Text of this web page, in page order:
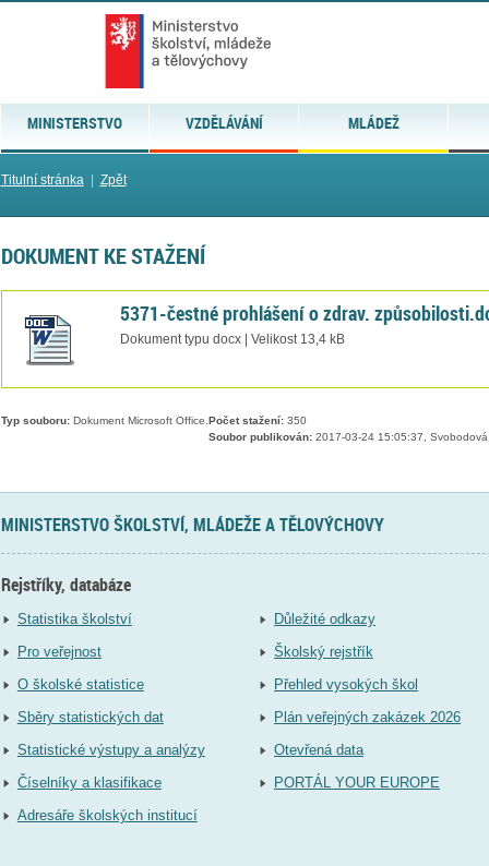
MINISTERSTVO VZDĚLÁVÁNÍ MLÁDEŽ
Titulní stránka| Zpět
DOKUMENT KE STAŽENÍ
5371-čestné prohlášení o zdrav.
Dokument typu docx | Velikost 13,4 kB
Typ souboru:Dokument Microsoft Office. Počet stažení:350
Soubor publikován:2017-03-24 15:05:37, Svobodová
MINISTERSTVO ŠKOLSTVÍ, MLÁDEŽE A TĚLOVÝCHOVY
Rejstříky, databáze
Statistika školství
Pro veřejnost
O školské statistice
Sběry statistických dat
Statistické výstupy a analýzy
Číselníky a klasifikace
Adresáře školských institucí
Důležité odkazy
Školský rejstřík
Přehled vysokých škol
Plán veřejných zakázek 2026
Otevřená data
PORTÁL YOUR EUROPE